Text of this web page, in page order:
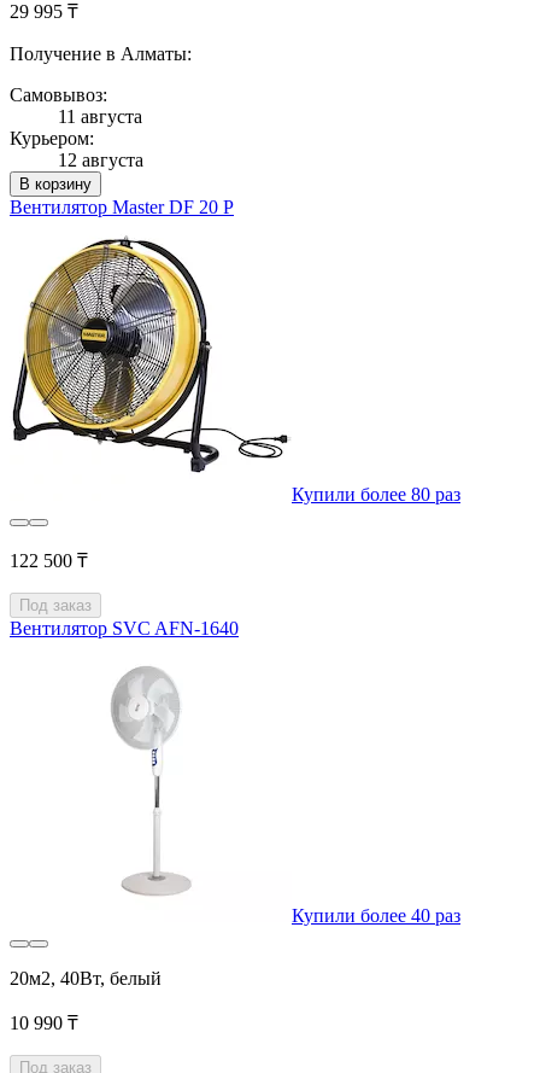
29 995 ₸
Получение в Алматы:
Самовывоз:
11 августа
Курьером:
12 августа
В корзину
Вентилятор Master DF 20 P
Купили более 80 раз
122 500 ₸
Под заказ
Вентилятор SVC AFN-1640
Купили более 40 раз
20м2, 40Вт, белый
10 990 ₸
Под заказ